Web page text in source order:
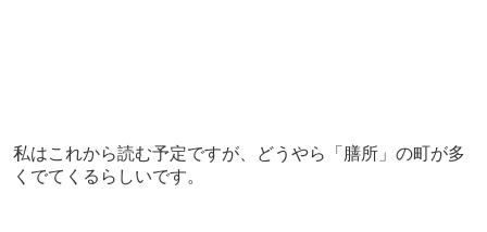
私はこれから読む予定ですが、どうやら「膳所」の町が多
くでてくるらしいです。